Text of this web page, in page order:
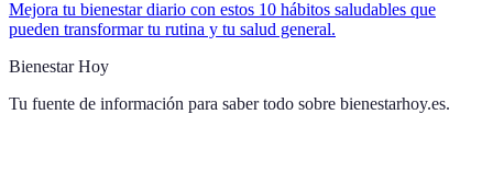
Mejora tu bienestar diario con estos 10 hábitos saludables que
pueden transformar tu rutina y tu salud general.
Bienestar Hoy
Tu fuente de información para saber todo sobre bienestarhoy.es.